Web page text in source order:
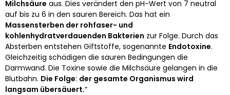
Milchsäure aus. Dies verändert den pH-Wert von 7 neutral
auf bis zu 6 in den sauren Bereich. Das hat ein
Massensterben der rohfaser- und
kohlenhydratverdauenden Bakterien zur Folge. Durch das
Absterben entstehen Giftstoffe, sogenannte Endotoxine.
Gleichzeitig schädigen die sauren Bedingungen die
Darmwand. Die Toxine sowie die Milchsäure gelangen in die
Blutbahn. Die Folge: der gesamte Organismus wird
langsam übersäuert.“